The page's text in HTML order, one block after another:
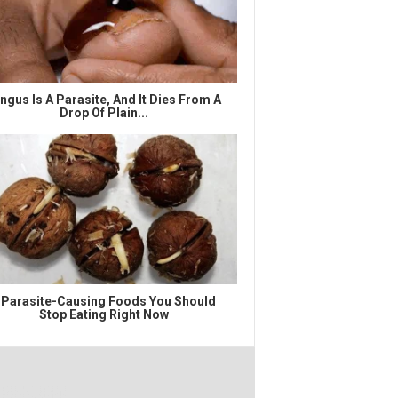
Is A Parasite, And It Dies From A
Drop Of Plain...
Causing Foods You Should
Stop Eating Right Now